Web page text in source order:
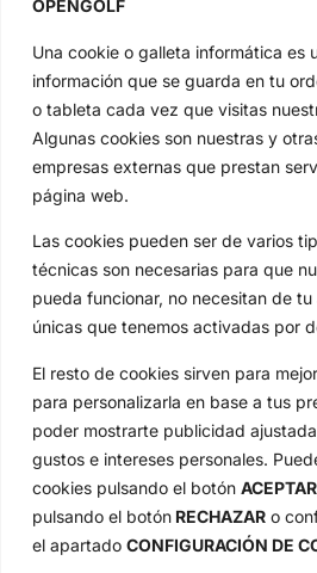
OPENGOLF
Una cookie o galleta informática es
información que se guarda en tu
o tableta cada vez que visitas
Algunas cookies son nuestras y
empresas externas que prestan
página web.
Las cookies pueden ser de varios
técnicas son necesarias para que
pueda funcionar, no necesitan de
únicas que tenemos activadas por
El resto de cookies sirven para
para personalizarla en base a tus
poder mostrarte publicidad
gustos e intereses personales.
cookies pulsando el botón
pulsando el botón RECHAZAR o
el apartado CONFIGURACIÓN DE
Inicio
Amateurs
Circuitos
Especiales
Compañía
Aviso Legal
Política de Privacidad
Política de Cookies
Publicidad
Newsletters
Copyright © 2025 OpenGolf |